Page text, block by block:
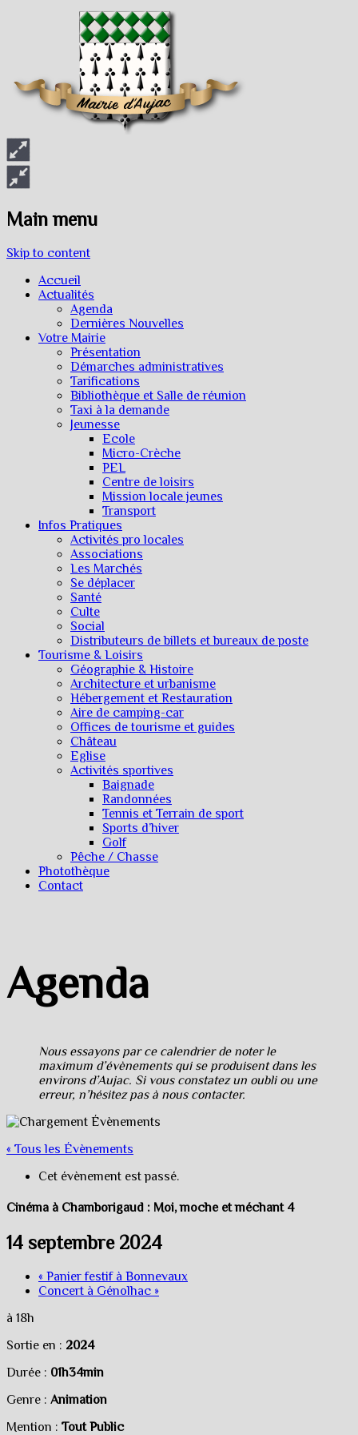
Main menu
Skip to content
Accueil
Actualités
Agenda
Dernières Nouvelles
Votre Mairie
Présentation
Démarches administratives
Tarifications
Bibliothèque et Salle de réunion
Taxi à la demande
Jeunesse
Ecole
Micro-Crèche
PEL
Centre de loisirs
Mission locale jeunes
Transport
Infos Pratiques
Activités pro locales
Associations
Les Marchés
Se déplacer
Santé
Culte
Social
Distributeurs de billets et bureaux de poste
Tourisme & Loisirs
Géographie & Histoire
Architecture et urbanisme
Hébergement et Restauration
Aire de camping-car
Offices de tourisme et guides
Château
Eglise
Activités sportives
Baignade
Randonnées
Tennis et Terrain de sport
Sports d’hiver
Golf
Pêche / Chasse
Photothèque
Contact
Agenda
Nous essayons par ce calendrier de noter le
maximum d’évènements qui se produisent dans les
environs d’Aujac. Si vous constatez un oubli ou une
erreur, n’hésitez pas à nous contacter.
« Tous les Évènements
Cet évènement est passé.
Cinéma à Chamborigaud : Moi, moche et méchant 4
14 septembre 2024
« Panier festif à Bonnevaux
Concert à Génolhac »
à 18h
Sortie en : 2024
Durée : 01h34min
Genre : Animation
Mention : Tout Public